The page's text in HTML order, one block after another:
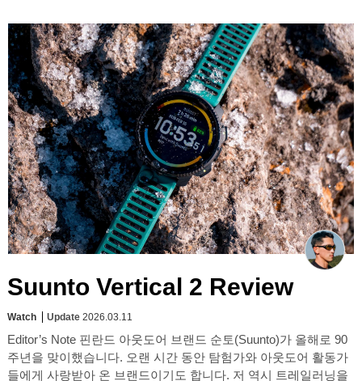
Suunto Vertical 2 Review
Watch Update 2026.03.11
Editor’s Note 핀란드 아웃도어 브랜드 순토(Suunto)가 올해로 90
주년을 맞이했습니다. 오랜 시간 동안 탐험가와 아웃도어 활동가
들에게 사랑받아 온 브랜드이기도 합니다. 저 역시 트레일러닝을